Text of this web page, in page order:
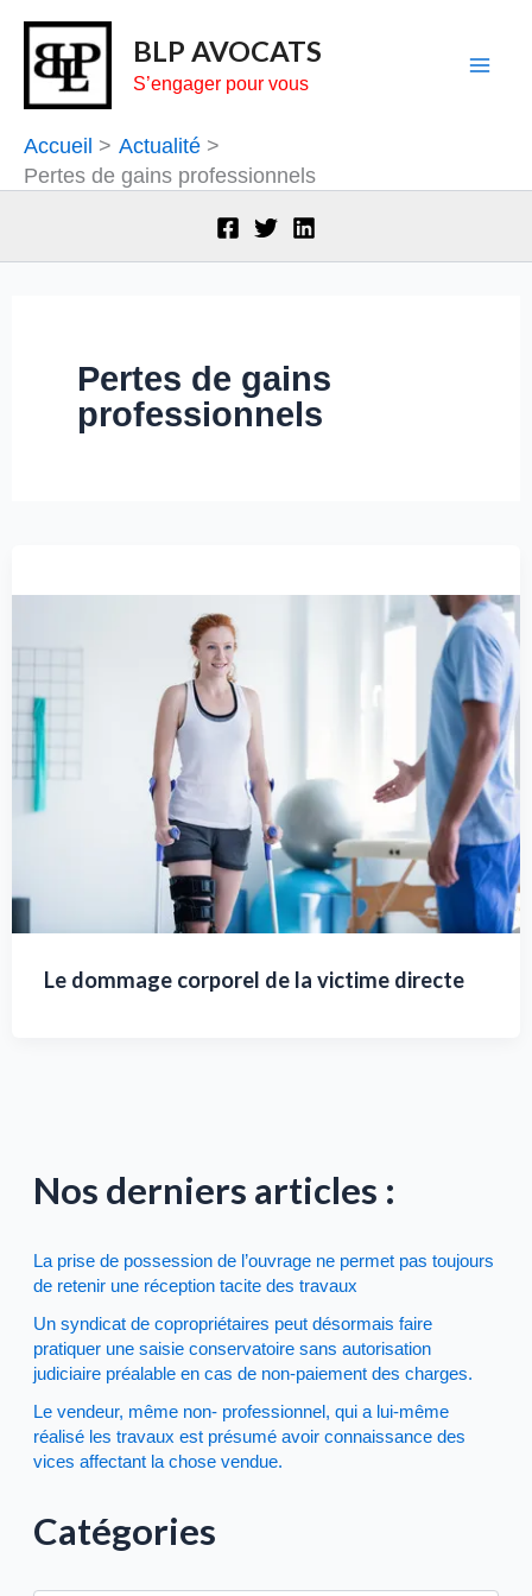
Aller
contenu
BLP AVOCATS
S’engager pour vous
Accueil
Actualité
Pertes de gains professionnels
Pertes de gains
professionnels
Le dommage corporel de la victime directe
Nos derniers articles :
La prise de possession de l’ouvrage ne permet pas toujours
de retenir une réception tacite des travaux
Un syndicat de copropriétaires peut désormais faire
pratiquer une saisie conservatoire sans autorisation
judiciaire préalable en cas de non-paiement des charges.
Le vendeur, même non- professionnel, qui a lui-même
réalisé les travaux est présumé avoir connaissance des
vices affectant la chose vendue.
Catégories